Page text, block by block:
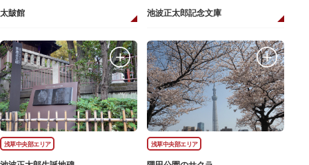
太皷館 池波正太郎記念文庫
浅草中央部エリア 浅草中央部エリア